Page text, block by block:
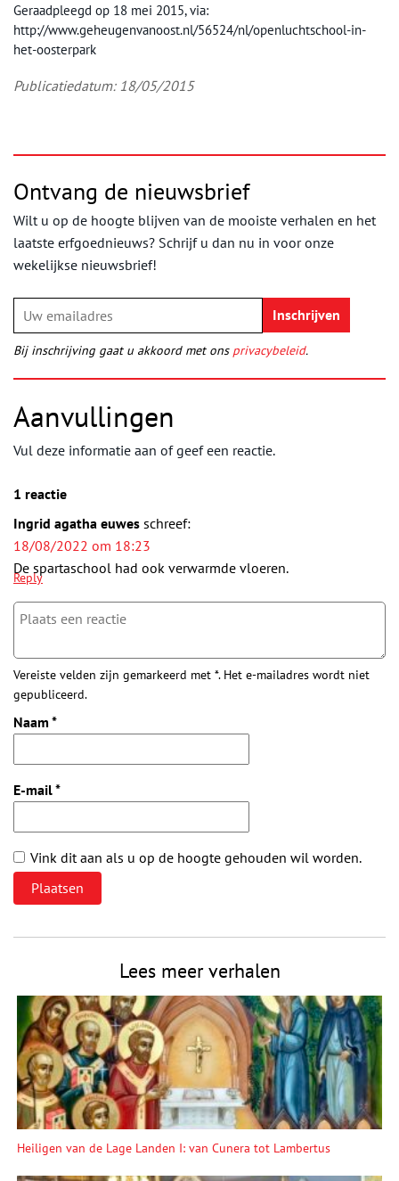
Geraadpleegd op 18 mei 2015, via:
http://www.geheugenvanoost.nl/56524/nl/openluchtschool-in-
het-oosterpark
Publicatiedatum: 18/05/2015
Ontvang de nieuwsbrief
Wilt u op de hoogte blijven van de mooiste verhalen en het
laatste erfgoednieuws? Schrijf u dan nu in voor onze
wekelijkse nieuwsbrief!
Bij inschrijving gaat u akkoord met ons privacybeleid.
Aanvullingen
Vul deze informatie aan of geef een reactie.
1 reactie
Ingrid agatha euwes schreef:
18/08/2022 om 18:23
De spartaschool had ook verwarmde vloeren.
Reply
Vereiste velden zijn gemarkeerd met *. Het e-mailadres wordt niet
gepubliceerd.
Naam *
E-mail*
Vink dit aan als u op de hoogte gehouden wil worden.
Lees meer verhalen
Heiligen van de Lage Landen I: van Cunera tot Lambertus